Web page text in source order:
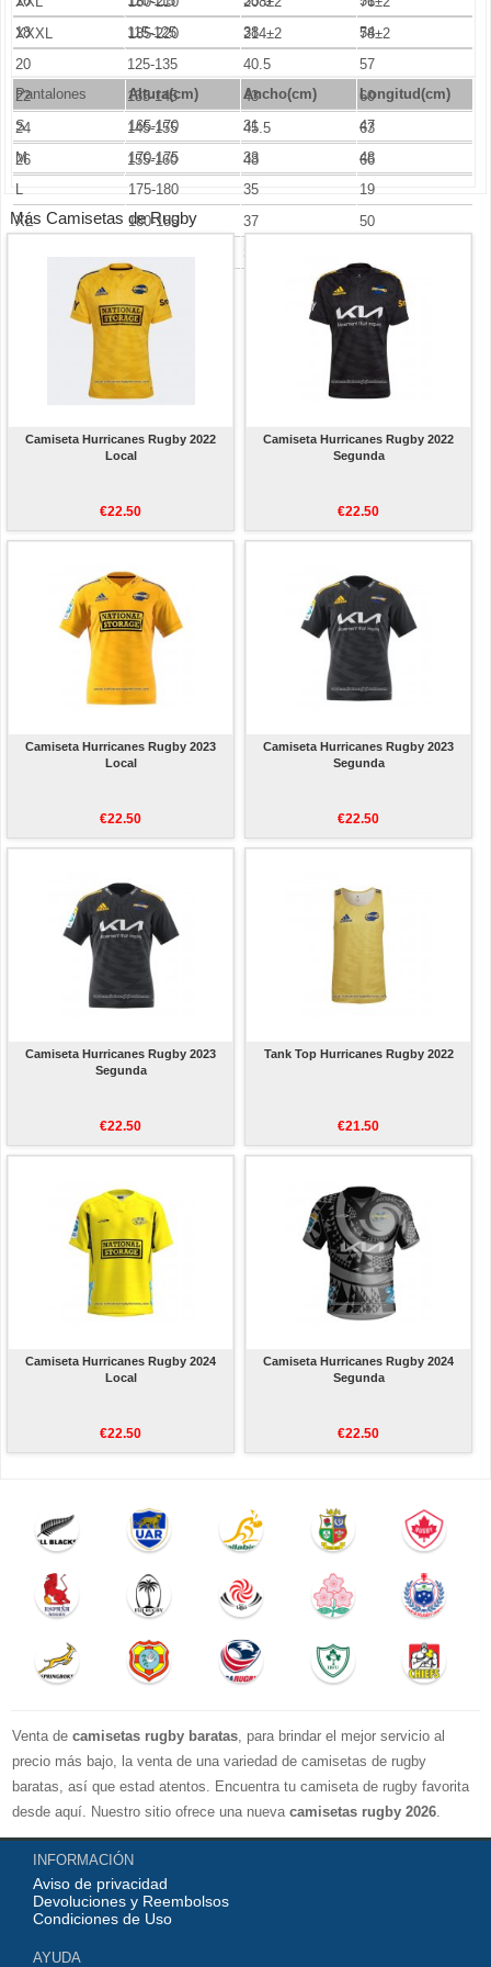
XXXL
185-220 214±2 78±2
18
115-125 38
54
20
125-135 40.5
57
22
135-145 43
60
24
145-155 45.5
63
26
155-160 48 66
Pantalones Altura(cm) Ancho(cm)
Longitud(cm)
S
165-170 31
47
M
170-175 33
48
L
175-180 35
19
XL
180-185 37
50
185-190
Más Camisetas de Rugby
Camiseta Hurricanes Rugby 2022
Local
€22.50
Camiseta Hurricanes Rugby 2022
Segunda
€22.50
Camiseta Hurricanes Rugby 2023
Local
€22.50
Camiseta Hurricanes Rugby 2023
Segunda
€22.50
Camiseta Hurricanes Rugby 2023
Segunda
€22.50
Tank Top Hurricanes Rugby 2022
€21.50
Camiseta Hurricanes Rugby 2024
Local
€22.50
Camiseta Hurricanes Rugby 2024
Segunda
€22.50
Venta de camisetas rugby baratas, para brindar el mejor servicio al
precio más bajo, la venta de una variedad de camisetas de rugby
baratas, así que estad atentos. Encuentra tu camiseta de rugby favorita
desde aquí. Nuestro sitio ofrece una nueva camisetas rugby 2026.
Disponible en una variedad de estilos y tamaños ¡Compre camisetas de
rugby baratas en línea!
INFORMACIÓN
Aviso de privacidad
Devoluciones y Reembolsos
Condiciones de Uso
AYUDA